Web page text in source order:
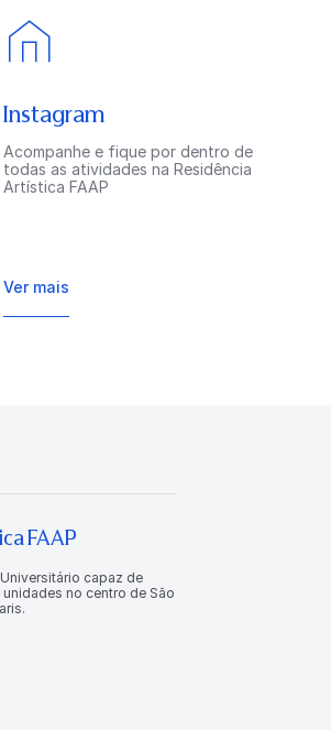
Instagram
Acompanhe e fique por dentro de
todas as atividades na Residência
Artística FAAP
Ver mais
FAAP
capaz de
no centro de São